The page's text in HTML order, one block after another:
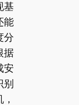
基
能
分
据
安